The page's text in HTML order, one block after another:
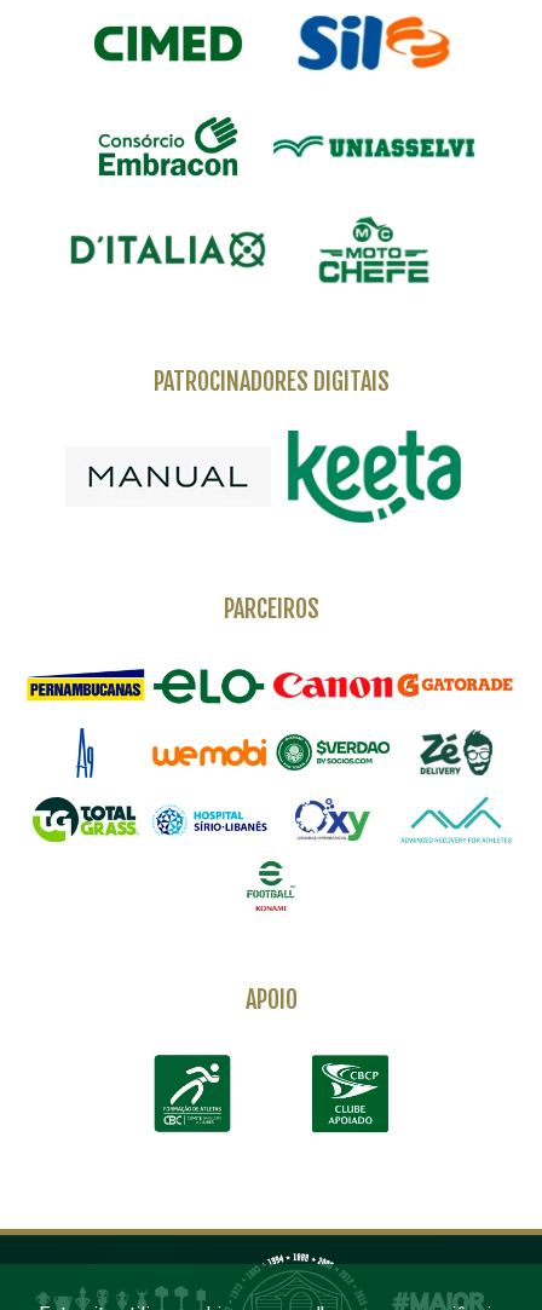
PATROCINADORES DIGITAIS
PARCEIROS
APOIO